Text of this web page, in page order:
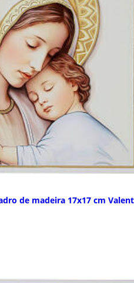
de madeira 17x17 cm